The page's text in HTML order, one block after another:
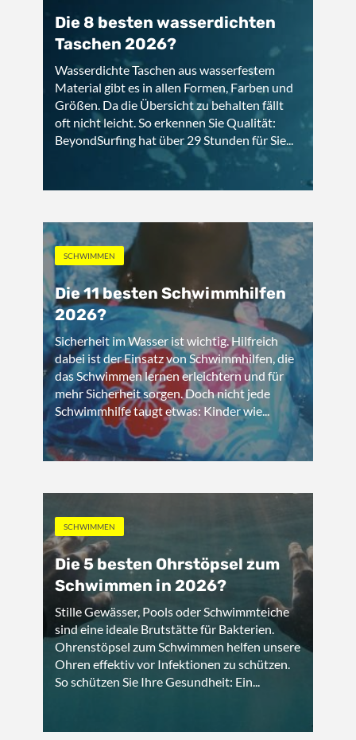
Die 8 besten wasserdichten
Taschen 2026?
Wasserdichte Taschen aus wasserfestem
Material gibt es in allen Formen, Farben und
Größen. Da die Übersicht zu behalten fällt
oft nicht leicht. So erkennen Sie Qualität:
BeyondSurfing hat über 29 Stunden für Sie...
SCHWIMMEN
Die 11 besten Schwimmhilfen
2026?
Sicherheit im Wasser ist wichtig. Hilfreich
dabei ist der Einsatz von Schwimmhilfen, die
das Schwimmen lernen erleichtern und für
mehr Sicherheit sorgen. Doch nicht jede
Schwimmhilfe taugt etwas: Kinder wie...
SCHWIMMEN
Die 5 besten Ohrstöpsel zum
Schwimmen in 2026?
Stille Gewässer, Pools oder Schwimmteiche
sind eine ideale Brutstätte für Bakterien.
Ohrenstöpsel zum Schwimmen helfen unsere
Ohren effektiv vor Infektionen zu schützen.
So schützen Sie Ihre Gesundheit: Ein...